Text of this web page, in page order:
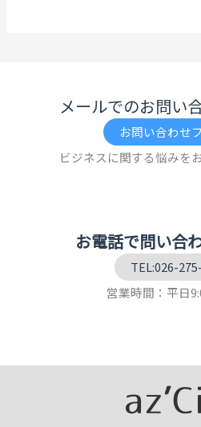
メールでのお問い
お問い合わせ
ビジネスに関する悩みを
お電話で問い合
TEL:026-
営業時間：平日